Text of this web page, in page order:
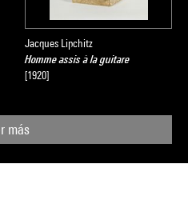
Jacques Lipchitz
Homme assis à la guitare
[1920]
más